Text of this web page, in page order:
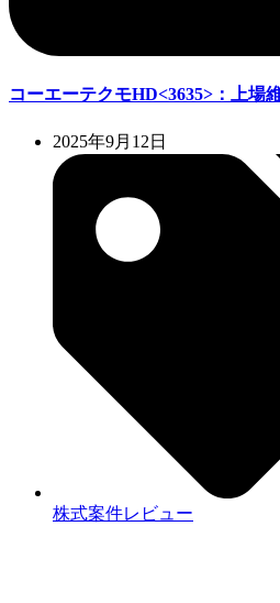
コーエーテクモHD<3635>：上場
2025年9月12日
株式案件レビュー